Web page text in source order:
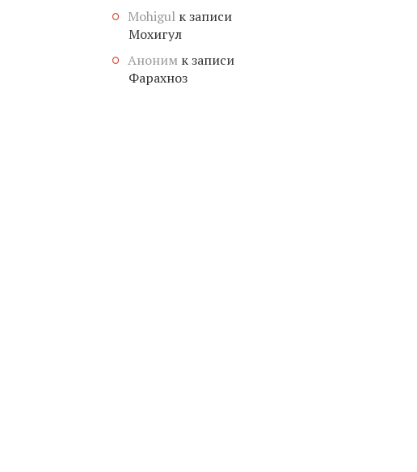
Mohigul к записи
Мохигул
Аноним к записи
Фарахноз